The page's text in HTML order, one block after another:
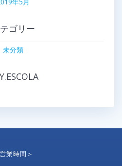
ゴリー
未分類
業時間＞